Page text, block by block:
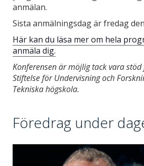
anmälan.
Sista anmälningsdag är fredag
Här kan du läsa mer om hela
anmäla dig.
Konferensen är möjlig tack vara stöd
Stiftelse för Undervisning och
Tekniska högskola.
Föredrag under